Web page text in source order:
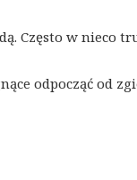
Często w nieco
odpocząć od